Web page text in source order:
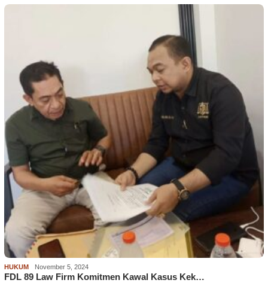
HUKUM November 5, 2024
FDL 89 Law Firm Komitmen Kawal Kasus Kek…